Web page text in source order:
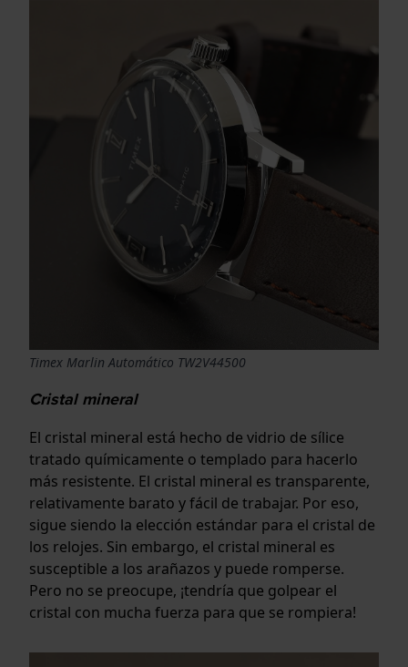
Timex Marlin Automático TW2V44500
Cristal mineral
El cristal mineral está hecho de vidrio de sílice
tratado químicamente o templado para hacerlo
más resistente. El cristal mineral es transparente,
relativamente barato y fácil de trabajar. Por eso,
sigue siendo la elección estándar para el cristal de
los relojes. Sin embargo, el cristal mineral es
susceptible a los arañazos y puede romperse.
Pero no se preocupe, ¡tendría que golpear el
cristal con mucha fuerza para que se rompiera!